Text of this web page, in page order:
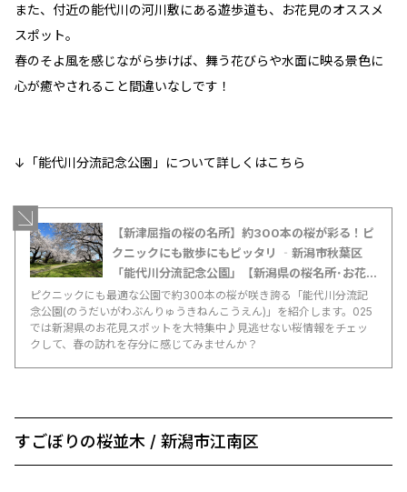
また、付近の能代川の河川敷にある遊歩道も、お花見のオススメ
スポット。
春のそよ風を感じながら歩けば、舞う花びらや水面に映る景色に
心が癒やされること間違いなしです！
↓「能代川分流記念公園」について詳しくはこちら
【新津屈指の桜の名所】約300本の桜が彩る！ピ
クニックにも散歩にもピッタリ ‐新潟市秋葉区
「能代川分流記念公園」【新潟県の桜名所･お花
見スポット特集2025】
ピクニックにも最適な公園で約300本の桜が咲き誇る「能代川分流記
念公園(のうだいがわぶんりゅうきねんこうえん)」を紹介します。025
では新潟県のお花見スポットを大特集中♪見逃せない桜情報をチェッ
クして、春の訪れを存分に感じてみませんか？
すごぼりの桜並木 / 新潟市江南区